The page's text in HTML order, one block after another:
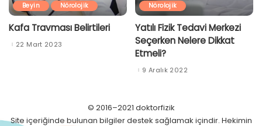
Beyin Nörolojik
Kafa Travması Belirtileri
22 Mart 2023
Nörolojik
Yatılı Fizik Tedavi Merkezi
Seçerken Nelere Dikkat
Etmeli?
9 Aralık 2022
© 2016–2021 doktorfizik
Site içeriğinde bulunan bilgiler destek sağlamak içindir. Hekimin